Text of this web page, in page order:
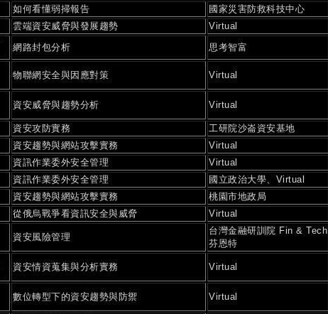
如何看懂弱掃報告 國家災害防救科技中心
雲端資安威脅與發展趨勢 Virtual
網路封包分析 思考智富
物聯網安全與因應對策 Virtual
資安威脅與趨勢分析 Virtual
資安攻防實務 工研院沙崙資安基地
資安趨勢與網站攻擊實務 Virtual
資訊作業委外安全管理 Virtual
資訊作業委外安全管理 國立政治大學、Virtual
資安趨勢與網站攻擊實務 桃園市地政局
從俄烏戰爭看資訊安全與威脅 Virtual
資安風險管理
台灣金融研訓院 Fin & Tech
芬恩特
資安情資蒐集與分析實務 Virtual
數位轉型下的資安趨勢與防禦 Virtual